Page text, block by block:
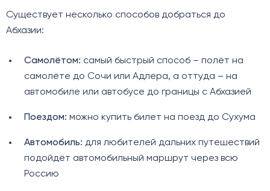
Существует несколько способов добраться до
Абхазии:
Самолётом: самый быстрый способ – полёт на
самолёте до Сочи или Адлера, а оттуда – на
автомобиле или автобусе до границы с Абхазией
Поездом: можно купить билет на поезд до Сухума
Автомобиль: для любителей дальних путешествий
подойдёт автомобильный маршрут через всю
Россию